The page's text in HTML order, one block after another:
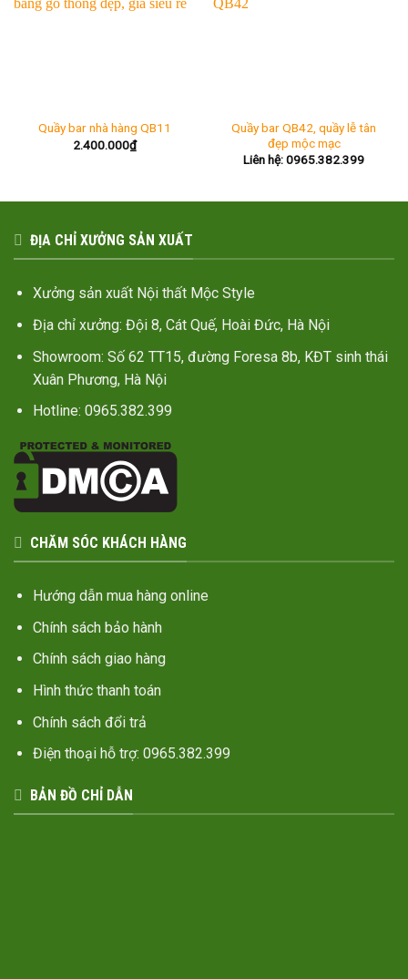
Quầy bar nhà hàng QB11
2.400.000₫
Quầy bar QB42, quầy lễ tân
đẹp mộc mạc
Liên hệ: 0965.382.399
ĐỊA CHỈ XƯỞNG SẢN XUẤT
Xưởng sản xuất Nội thất Mộc Style
Địa chỉ xưởng: Đội 8, Cát Quế, Hoài Đức, Hà Nội
Showroom: Số 62 TT15, đường Foresa 8b, KĐT sinh thái
Xuân Phương, Hà Nội
Hotline: 0965.382.399
CHĂM SÓC KHÁCH HÀNG
Hướng dẫn mua hàng online
Chính sách bảo hành
Chính sách giao hàng
Hình thức thanh toán
Chính sách đổi trả
Điện thoại hỗ trợ: 0965.382.399
BẢN ĐỒ CHỈ DẪN